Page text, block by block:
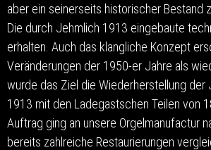
aber ein seinerseits historischer Bestand
Die durch Jehmlich 1913 eingebaute
erhalten. Auch das klangliche Konzept
Veränderungen der 1950-er Jahre als
wurde das Ziel die Wiederherstellung der
1913 mit den Ladegastschen Teilen von
Auftrag ging an unsere Orgelmanufactur
bereits zahlreiche Restaurierungen